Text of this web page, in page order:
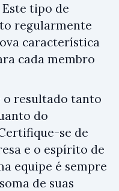
tipo de
regularmente
característica
cada membro
o resultado tanto
do
se de
e o espírito de
equipe é sempre
de suas